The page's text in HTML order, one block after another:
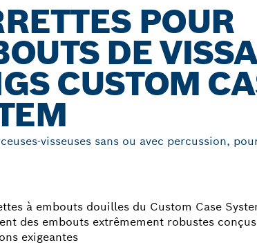
POUR
DE
CUSTOM
visseuses sans ou avec percussion,
à embouts douilles du Custom Case
des embouts extrêmement robustes
exigeantes